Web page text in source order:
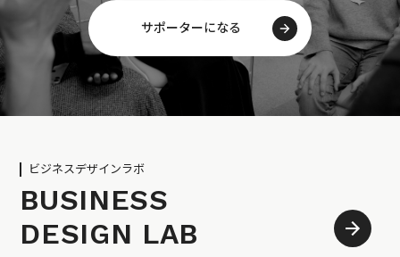
サポーターになる
ビジネスデザインラボ
BUSINESS
DESIGN LAB